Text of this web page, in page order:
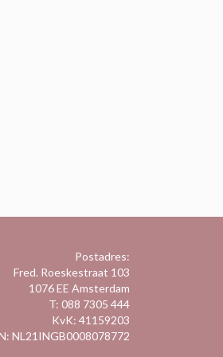
Postadres:
Fred. Roeskestraat 103
1076 EE Amsterdam
T: 088 7305 444
KvK: 41159203
NL21INGB0008078772